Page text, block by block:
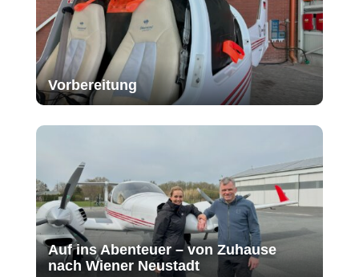
Vorbereitung
Auf ins Abenteuer – von Zuhause
nach Wiener Neustadt